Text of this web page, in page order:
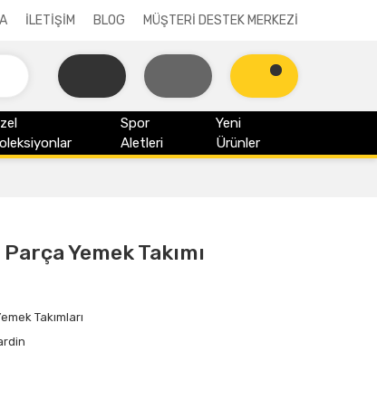
İLETİŞİM BLOG MÜŞTERİ DESTEK MERKEZİ
Spor
Aletleri
Yeni
Ürünler
Yemek Takımı
Takımları